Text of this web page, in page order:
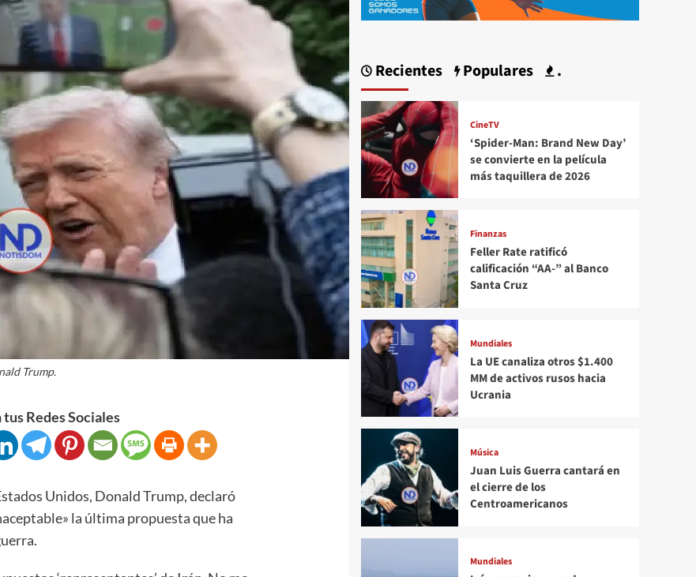
Trump.
Redes Sociales
Unidos, Donald Trump, declaró
la última propuesta que ha
Recientes Populares .
CineTV
‘Spider-Man: Brand New Day’
se convierte en la película
más taquillera de 2026
Finanzas
Feller Rate ratificó
calificación “AA-” al Banco
Santa Cruz
Mundiales
La UE canaliza otros $1.400
MM de activos rusos hacia
Ucrania
Música
Juan Luis Guerra cantará en
el cierre de los
Centroamericanos
Mundiales